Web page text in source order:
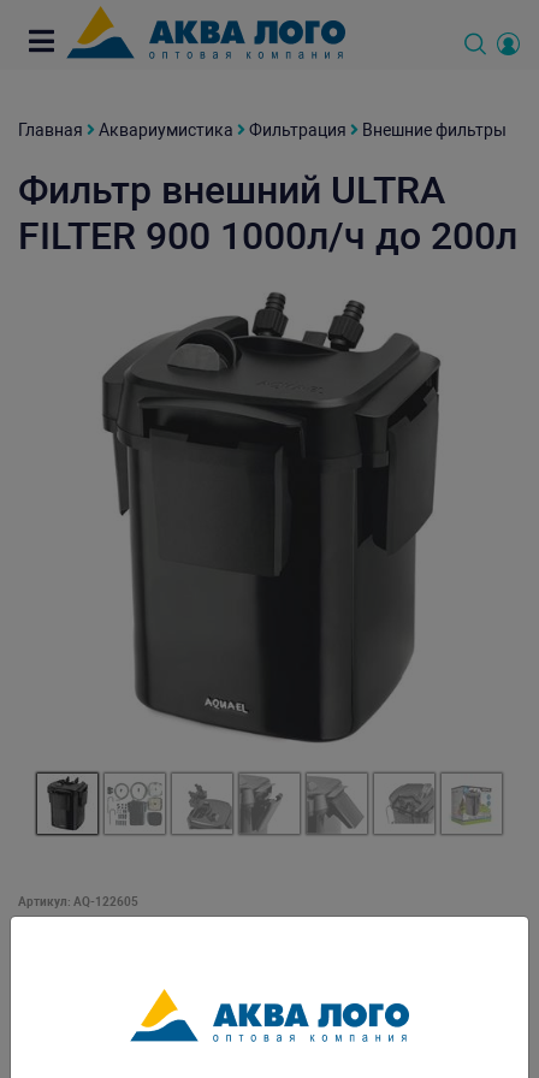
Главная Аквариумистика Фильтрация Внешние фильтры
Фильтр внешний ULTRA
FILTER 900 1000л/ч до 200л
Артикул: AQ-122605
наполнителями (производитель оставляет за собой право изменить
наполнители без дополнительного оповещения): - керамические
цилиндры BioCeraMax 600 (арт.106611) - флизелин - крупнопористая